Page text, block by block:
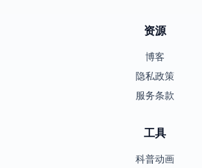
资源
博客
隐私政策
服务条款
工具
科普动画